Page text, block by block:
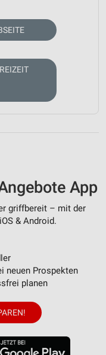
App
griffbereit – mit der
& Android.
neuen Prospekten
planen